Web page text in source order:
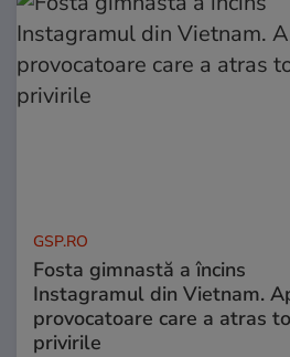
GSP.RO
Fosta gimnastă a încins
Instagramul din Vietnam.
provocatoare care a atras
privirile